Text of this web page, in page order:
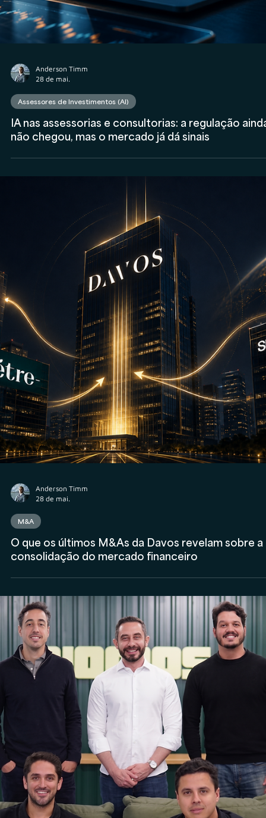
Consultor CVM
Com R$ 160 bi em AUC incorporado nos últimos 16
do mercado de assessorias, consultorias e
Anderson Timm
18 de jun.
AuC